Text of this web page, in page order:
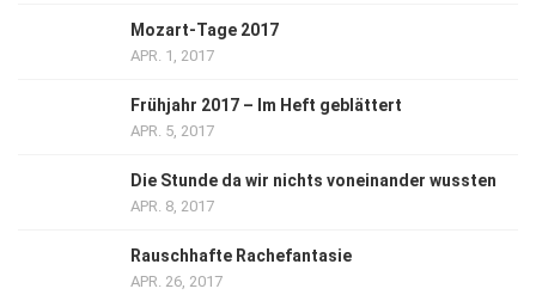
Mozart-Tage 2017
APR. 1, 2017
Frühjahr 2017 – Im Heft geblättert
APR. 5, 2017
Die Stunde da wir nichts voneinander wussten
APR. 8, 2017
Rauschhafte Rachefantasie
APR. 26, 2017